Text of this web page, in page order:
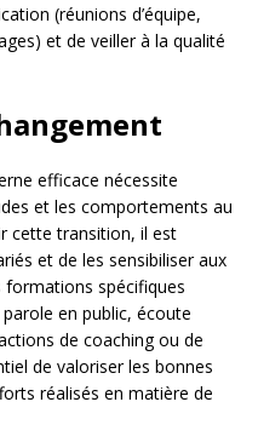
(réunions d’équipe,
et de veiller à la qualité
efficace nécessite
et les comportements au
cette transition, il est
et de les sensibiliser aux
spécifiques
en public, écoute
de coaching ou de
de valoriser les bonnes
réalisés en matière de